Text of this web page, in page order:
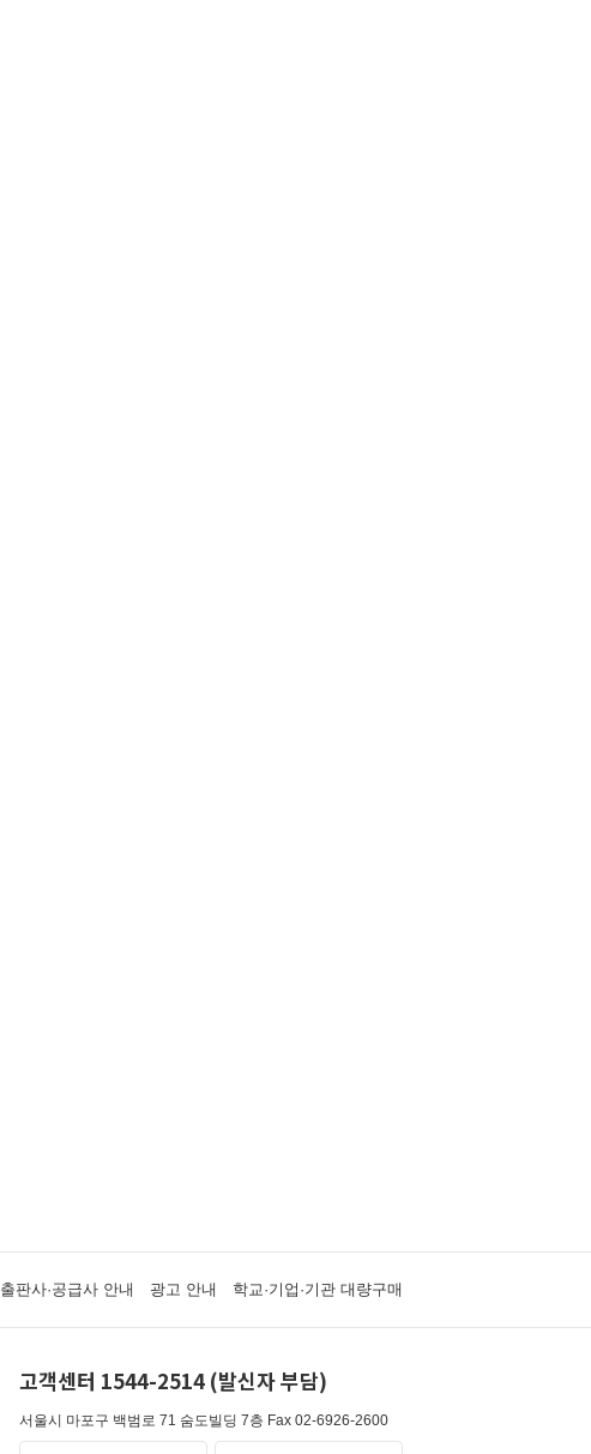
출판사·공급사 안내 광고 안내 학교·기업·기관 대량구매
고객센터 1544-2514 (발신자 부담)
서울시 마포구 백범로 71 숨도빌딩 7층 Fax 02-6926-2600